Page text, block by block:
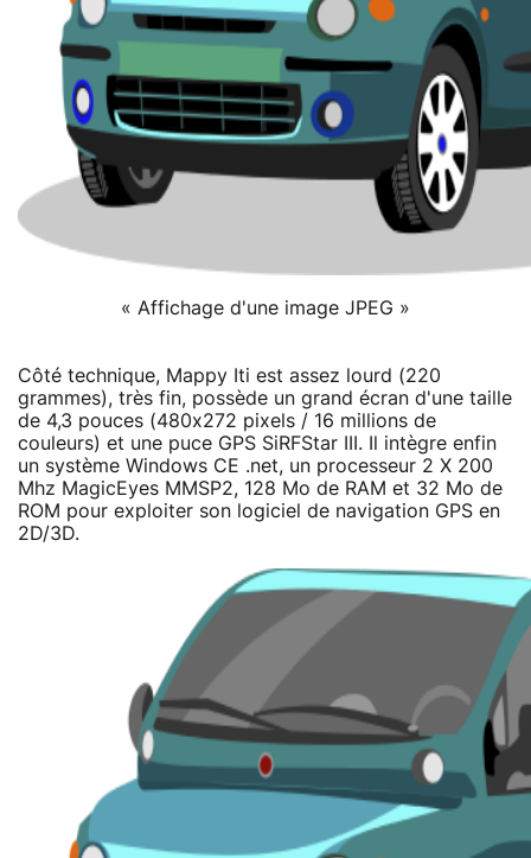
« Affichage d'une image JPEG »
Côté technique, Mappy Iti est assez lourd (220
grammes), très fin, possède un grand écran d'une taille
de 4,3 pouces (480x272 pixels / 16 millions de
couleurs) et une puce GPS SiRFStar III. Il intègre enfin
un système Windows CE .net, un processeur 2 X 200
Mhz MagicEyes MMSP2, 128 Mo de RAM et 32 Mo de
ROM pour exploiter son logiciel de navigation GPS en
2D/3D.